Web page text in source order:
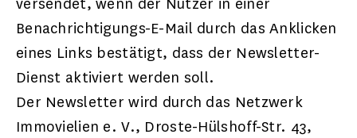
Benachrichtigungs-E-Mail durch das Anklicken
eines Links bestätigt, dass der Newsletter-
Dienst aktiviert werden soll.
Der Newsletter wird durch das Netzwerk
Immovielien e. V., Droste-Hülshoff-Str. 43,